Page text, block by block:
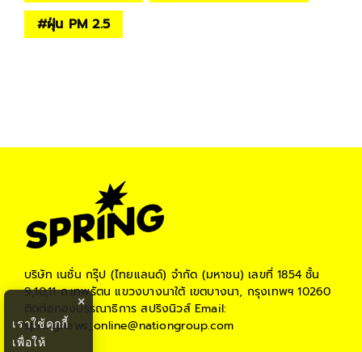
#ฝุ่น PM 2.5
บริษัท เนชั่น กรุ๊ป (ไทยแลนด์) จำกัด (มหาชน) เลขที่ 1854 ชั้น
9,10,11 ถ.เทพรัตน แขวงบางนาใต้ เขตบางนา, กรุงเทพฯ 10260
ติดต่อกองบรรณาธิการ สปริงนิวส์Email:
springnews_online@nationgroup.com
×
เราใช้คุกกี้
เพื่อให้